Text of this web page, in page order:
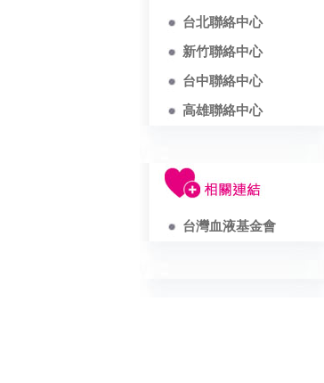
台北聯絡中心
新竹聯絡中心
台中聯絡中心
高雄聯絡中心
台灣血液基金會